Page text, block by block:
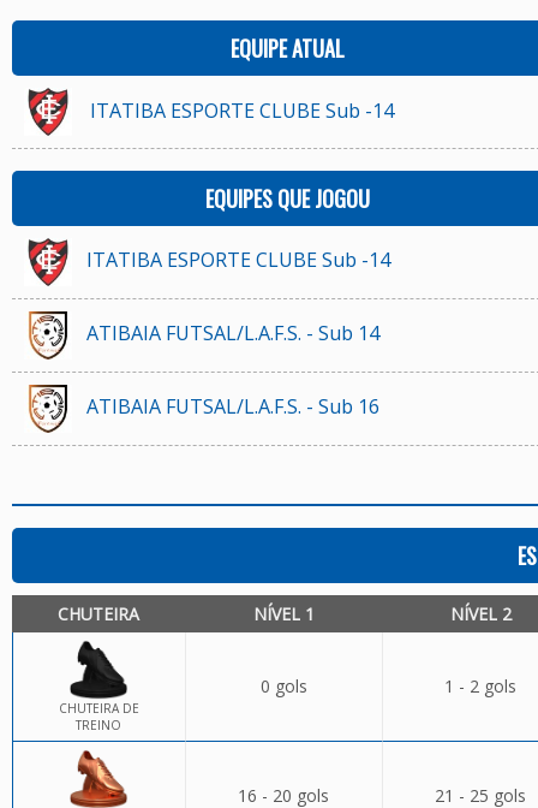
EQUIPE ATUAL
ITATIBA ESPORTE CLUBE Sub -14
EQUIPES QUE JOGOU
ITATIBA ESPORTE CLUBE Sub -14
ATIBAIA FUTSAL/L.A.F.S. - Sub 14
ATIBAIA FUTSAL/L.A.F.S. - Sub 16
CHUTEIRA NÍVEL 1 NÍVEL 2
CHUTEIRA DE
TREINO
0 gols 1 - 2 gols
16 - 20 gols 21 - 25 gols